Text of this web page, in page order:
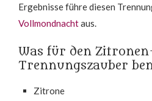
Ergebnisse führe diesen
Vollmondnachtaus.
Was für den
Trennungszauber
Zitrone